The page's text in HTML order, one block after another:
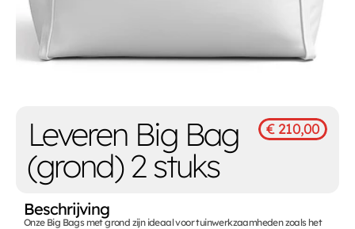
Leveren Big Bag
(grond) 2 stuks
€ 210,00
Beschrijving
Onze Big Bags met grond zijn ideaal voor tuinwerkzaamheden zoals het